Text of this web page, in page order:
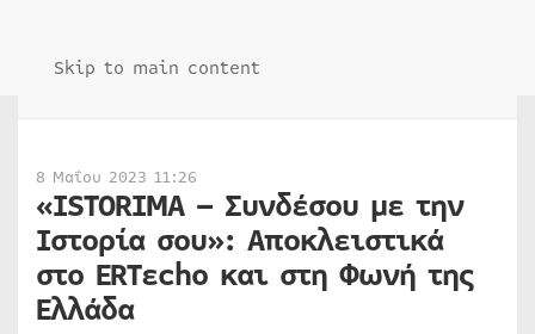
Skip to main content
8 Μαΐου 2023 11:26
«ISTORIMA – Συνδέσου με την
Ιστορία σου»: Αποκλειστικά
στο ERTεcho και στη Φωνή της
Ελλάδα